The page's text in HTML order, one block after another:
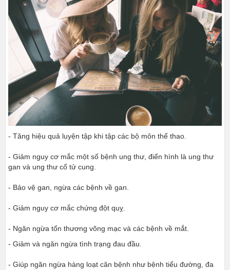
- Tăng hiệu quả luyện tập khi tập các bộ môn thể thao.
- Giảm nguy cơ mắc một số bệnh ung thư, điển hình là ung thư
gan và ung thư cổ tử cung.
- Bảo vệ gan, ngừa các bệnh về gan.
- Giảm nguy cơ mắc chứng đột quỵ.
- Ngăn ngừa tổn thương võng mạc và các bệnh về mắt.
- Giảm và ngăn ngừa tình trạng đau đầu.
- Giúp ngăn ngừa hàng loạt căn bệnh như bệnh tiểu đường, đa